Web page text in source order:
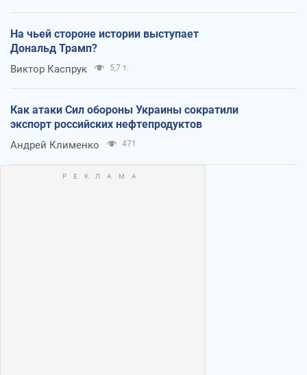
На чьей стороне истории выступает
Дональд Трамп?
Виктор Каспрук 5,7 т.
Как атаки Сил обороны Украины сократили
экспорт российских нефтепродуктов
Андрей Клименко 471